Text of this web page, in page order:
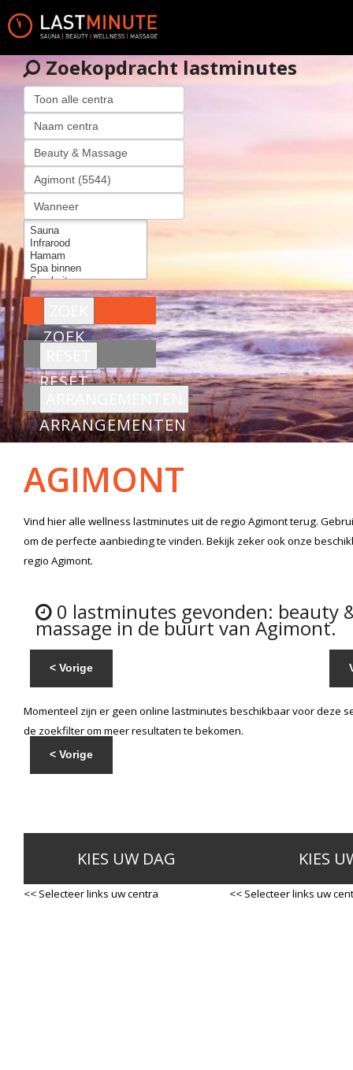
Zoekopdracht lastminutes
ZOEK
RESET
ARRANGEMENTEN
AGIMONT
Vind hier alle wellness lastminutes uit de regio Agimontterug.
om de perfecte aanbieding te vinden. Bekijk zeker ook onze
regio Agimont.
0 lastminutes gevonden: beauty
massage in de buurt van Agimont.
< Vorige
Momenteel zijn er geen online lastminutes beschikbaar voor deze
de zoekfilter om meer resultaten te bekomen.
< Vorige
KIES UW DAG
<< Selecteer links uw centra
KIES
<< Selecteer links uw